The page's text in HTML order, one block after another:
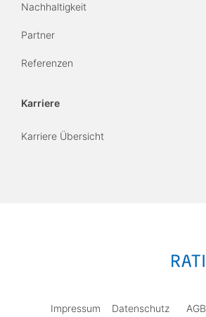
Nachhaltigkeit
Partner
Referenzen
Karriere
Karriere Übersicht
Impressum Datenschutz AGB